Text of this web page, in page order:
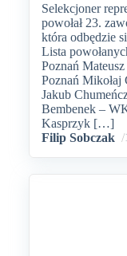
Selekcjoner
powołał 23.
która odbędzie
Lista
Poznań
Poznań
Jakub
Bembenek –
Kasprzyk […]
Filip Sobczak /